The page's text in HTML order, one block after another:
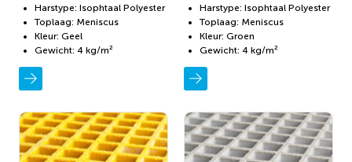
Harstype: Isophtaal Polyester
Toplaag: Meniscus
Kleur: Geel
Gewicht: 4 kg/m²
Harstype: Isophtaal Polyester
Toplaag: Meniscus
Kleur: Groen
Gewicht: 4 kg/m²